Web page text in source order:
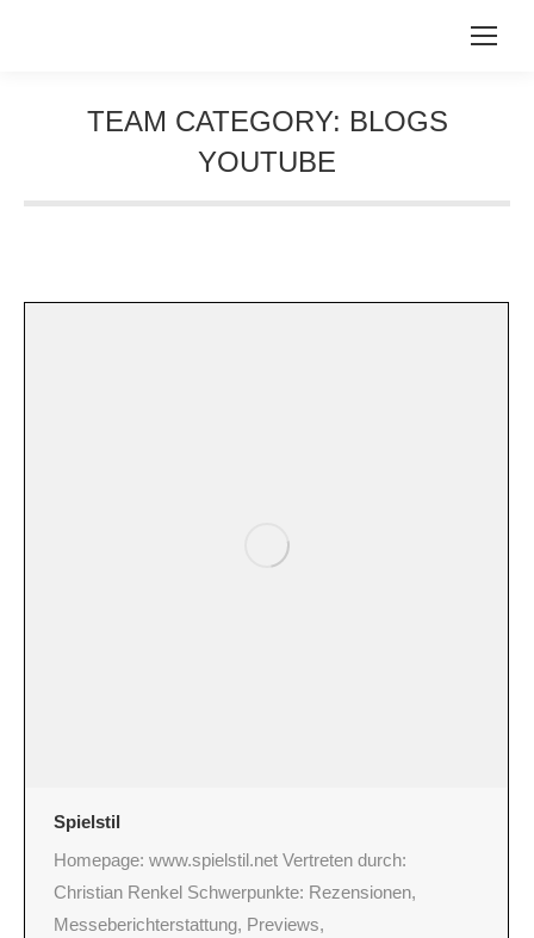
TEAM CATEGORY: BLOGS
YOUTUBE
Spielstil
Homepage: www.spielstil.net Vertreten durch:
Christian Renkel Schwerpunkte: Rezensionen,
Messeberichterstattung, Previews,